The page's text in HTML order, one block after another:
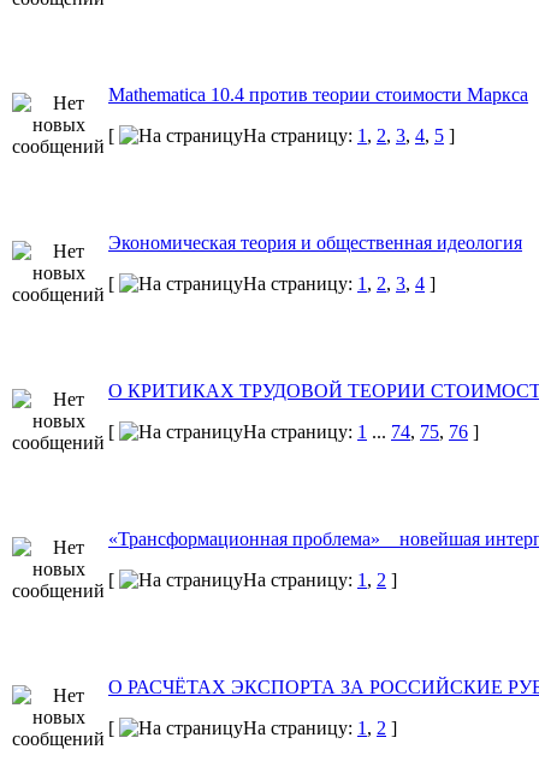
Mathematica 10.4 против теории стоимости Маркса
[
На страницу: 1 , 2, 3, 4, 5 ]
Экономическая теория и общественная идеология
[
На страницу: 1 , 2, 3, 4 ]
О КРИТИКАХ ТРУДОВОЙ ТЕОРИИ
[
На страницу: 1 ... 74, 75, 76 ]
«Трансформационная проблема» _ новейшая
[
На страницу: 1 , 2 ]
О РАСЧЁТАХ ЭКСПОРТА ЗА РОССИЙСКИЕ
[
На страницу: 1 , 2 ]